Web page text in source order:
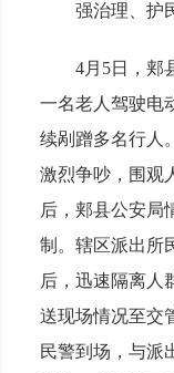
强治理、护
4月5日，郏
一名老人驾驶电
续剐蹭多名行人
激烈争吵，围观
后，郏县公安局
制。辖区派出所
后，迅速隔离人
送现场情况至交
民警到场，与派